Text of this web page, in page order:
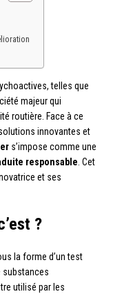
telles que
majeur qui
routière. Face à ce
innovantes et
s’impose comme une
responsable. Cet
et ses
?
la forme d’un test
substances
utilisé par les